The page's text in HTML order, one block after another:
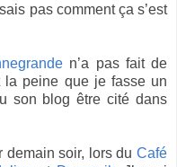
pas comment ça s’est
n’a pas fait de
la peine que je fasse un
son blog être cité dans
demain soir, lors du Café